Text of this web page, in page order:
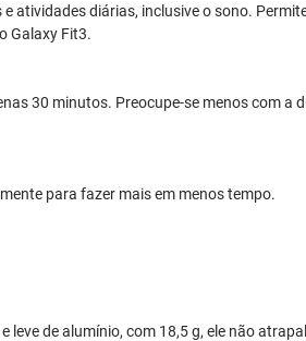
diárias, inclusive o sono.
Galaxy Fit3.
30 minutos. Preocupe-se menos com a
para fazer mais em menos tempo.
de alumínio, com 18,5 g, ele não